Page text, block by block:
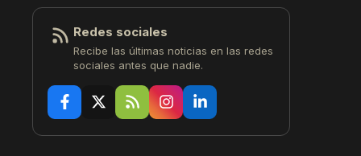
Redes sociales
Recibe las últimas noticias en las redes
sociales antes que nadie.